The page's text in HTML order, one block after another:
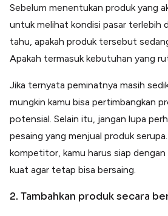
Sebelum menentukan produk yang
untuk melihat kondisi pasar terlebih
tahu, apakah produk tersebut
Apakah termasuk kebutuhan yang
Jika ternyata peminatnya masih
mungkin kamu bisa pertimbangkan
potensial. Selain itu, jangan lupa
pesaing yang menjual produk
kompetitor, kamu harus siap
kuat agar tetap bisa bersaing.
2. Tambahkan produk secara